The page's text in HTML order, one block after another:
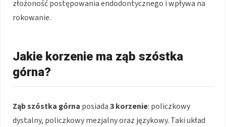
złożoność postępowania endodontycznego i wpływa na
rokowanie.
Jakie korzenie ma ząb szóstka
górna?
Ząb szóstka górna posiada3 korzenie: policzkowy
dystalny, policzkowy mezjalny oraz językowy. Taki układ